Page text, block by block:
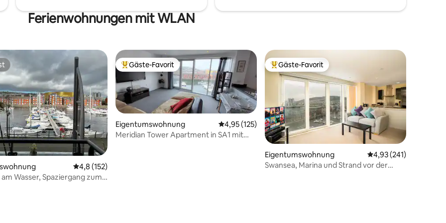
Ferienwohnungen mit WLAN
Durchschnittliche Bewertung: 4,8 von 5, 152 Bewertungen
4,8 (152)
Wasser, Spaziergang zum
Beliebter Gäste-Favorit.
Gäste-Favorit
Eigentumswohnung Durchschnittliche Bewertung: 4,95 von 5, 125 Bewertungen
4,95 (125)
Meridian Tower Apartment in SA1 mit
Beliebter Gäste-Favorit.
Gäste-Favorit
Eigentumswohnung Durchschnittliche
4,93 (241)
Swansea, Marina und Strand vor der